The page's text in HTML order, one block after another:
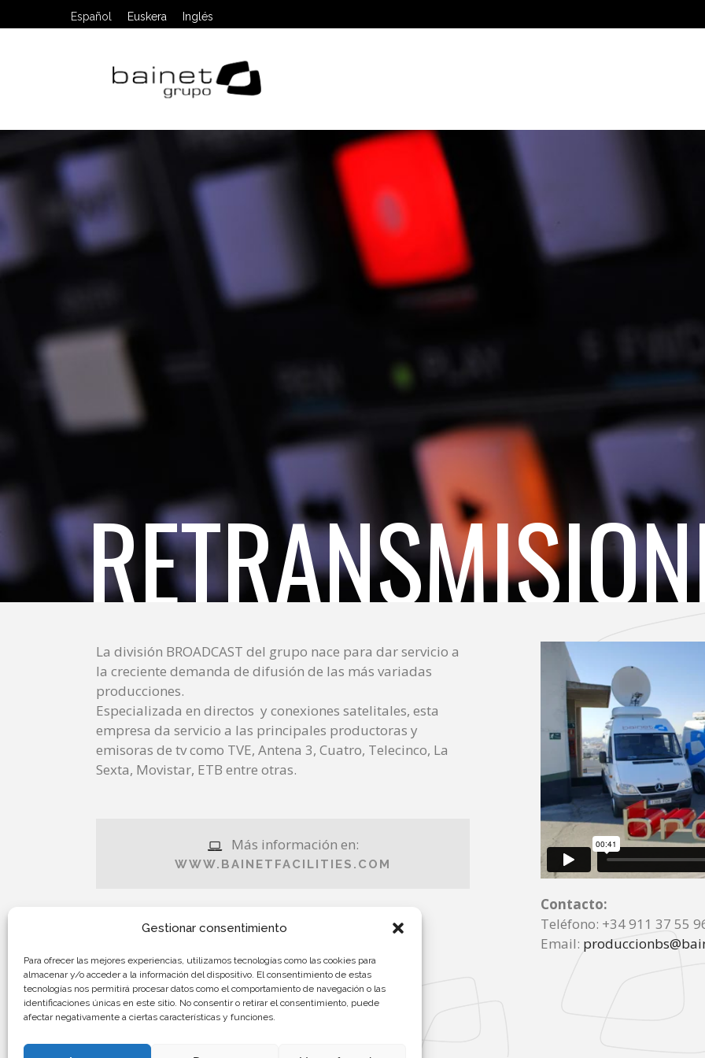
Gestionar consentimiento
Para ofrecer las mejores experiencias, utilizamos tecnologías como las cookies para
almacenar y/o acceder a la información del dispositivo. El consentimiento de estas
tecnologías nos permitirá procesar datos como el comportamiento de navegación o las
identificaciones únicas en este sitio. No consentir o retirar el consentimiento, puede
afectar negativamente a ciertas características y funciones.
Español Euskera Inglés
La división BROADCAST del grupo nace para dar servicio a
la creciente demanda de difusión de las más variadas
producciones.
Especializada en directos y conexiones satelitales, esta
empresa da servicio a las principales productoras y
emisoras de tv como TVE, Antena 3, Cuatro, Telecinco, La
Sexta, Movistar, ETB entre otras.
Más información en:
WWW.BAINETFACILITIES.COM
Contacto:
Teléfono: +34 911 37 55
Email: